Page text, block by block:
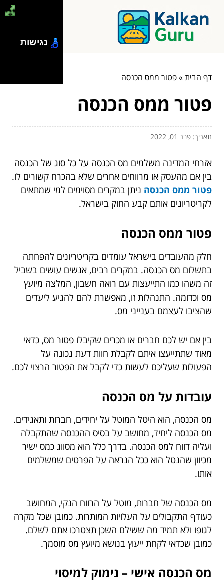
דף הבית»פטור ממס הכנסה
פטור ממס הכנסה
תאריך: פבר 01, 2022
אזרחי המדינה משלמים מס הכנסה על כל סוג של הכנסה
בין אם מהעסק או מרווחים אחרים שלא בהכרח קשורים לו.
פטור ממס הכנסה ניתן במקרים מסוימים למי שמתאים
לקריטריונים אותם קבע החוק בישראל.
פטור ממס הכנסה
חלק מהעובדים בישראל עומדים בקריטריונים להפחתה
בתשלום מס הכנסה. במקרים רבים, אנשים עושים בשביל
זה משהו כמו התייעצות עם רואה חשבון, המלצה מיועץ
מס וכדומה. התנהלות זו, מאפשרת להם להגיע ליעדים
שהציבו לעצמם בענייני מס.
בין אם יש לכם חברים או מכרים שקיבלו פטור מס, כדאי
מאוד שתתייעצו איתם לקבלת חוות דעת נכונה על
הפעולות שעליכם לעשות כדי לקבל את הפטור הרצוי לכם.
עובדות על מס הכנסה
מס הכנסה, הוא היטל המוטל על יחידים, חברות ותאגידים.
מס הכנסה ליחיד, מחושב על בסיס ההכנסה שהתקבלה
ועליה דווח למס הכנסה. בדרך כלל הוא מסווג כמס ישיר
מכיוון שהנטל הוא ככל הנראה על הפרטים שמשלמים
אותו.
מס הכנסה של חברות, מוטל על הרווח הנקי, המחושב
כעודף התקבולים על העלויות המותרות. כמובן שכל מקרה
לגופו ולא תמיד מה ששילם השכן תצטרכו אתם לשלם.
כמובן שכדאי לקחת ייעוץ בנושא מיועץ מס מוסמך.
מס הכנסה אישי – נימוק למיסוי
נגישות